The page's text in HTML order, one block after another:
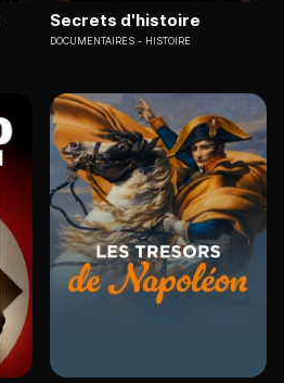
Secrets d'histoire
DOCUMENTAIRES HISTOIRE